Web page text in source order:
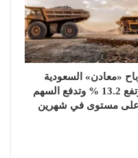
«معادن» السعودية
ترتفع 13.2 % وتدفع السهم
مستوى في شهرين